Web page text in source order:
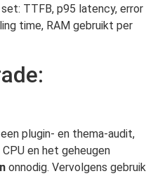
TTFB, p95 latency, error
time, RAM gebruikt per
plugin- en thema-audit,
en het geheugen
onnodig. Vervolgens gebruik